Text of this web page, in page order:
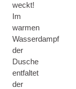
weckt!
Im
warmen
Wasserdampf
der
Dusche
entfaltet
der